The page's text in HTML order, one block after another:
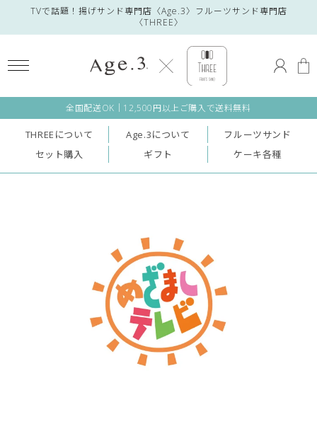
ンツに
TVで話題！ 揚げサンド専門店〈Age.3〉フルーツサンド専門店
〈THREE〉
ロ
グ
イ
ー
全国配送OK｜12,500円以上ご購入で送料無料
THREEについて Age.3について
フルーツサンド
セット購入
ギフト ケーキ各種